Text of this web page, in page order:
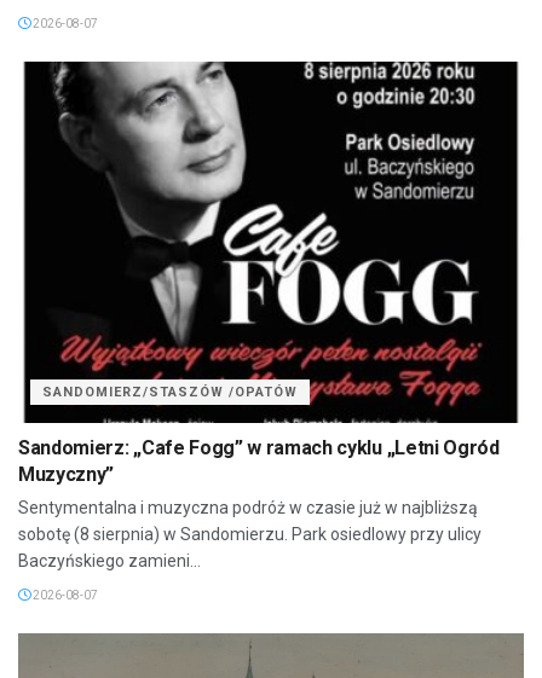
2026-08-07
SANDOMIERZ/STASZÓW /OPATÓW
Sandomierz: „Cafe Fogg” w ramach cyklu „Letni Ogród
Muzyczny”
Sentymentalna i muzyczna podróż w czasie już w najbliższą
sobotę (8 sierpnia) w Sandomierzu. Park osiedlowy przy ulicy
Baczyńskiego zamieni...
2026-08-07